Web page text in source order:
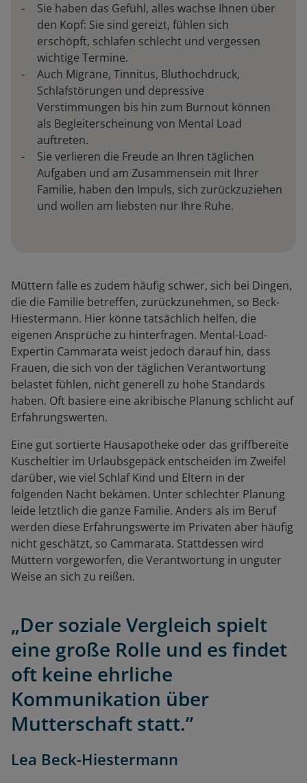
Sie haben das Gefühl, alles wachse Ihnen über
den Kopf: Sie sind gereizt, fühlen sich
erschöpft, schlafen schlecht und vergessen
wichtige Termine.
Auch Migräne, Tinnitus, Bluthochdruck,
Schlafstörungen und depressive
Verstimmungen bis hin zum Burnout können
als Begleiterscheinung von Mental Load
auftreten.
Sie verlieren die Freude an Ihren täglichen
Aufgaben und am Zusammensein mit Ihrer
Familie, haben den Impuls, sich zurückzuziehen
und wollen am liebsten nur Ihre Ruhe.
Müttern falle es zudem häufig schwer, sich bei Dingen,
die die Familie betreffen, zurückzunehmen, so Beck-
Hiestermann. Hier könne tatsächlich helfen, die
eigenen Ansprüche zu hinterfragen. Mental-Load-
Expertin Cammarata weist jedoch darauf hin, dass
Frauen, die sich von der täglichen Verantwortung
belastet fühlen, nicht generell zu hohe Standards
haben. Oft basiere eine akribische Planung schlicht auf
Erfahrungswerten.
Eine gut sortierte Hausapotheke oder das griffbereite
Kuscheltier im Urlaubsgepäck entscheiden im Zweifel
darüber, wie viel Schlaf Kind und Eltern in der
folgenden Nacht bekämen. Unter schlechter Planung
leide letztlich die ganze Familie. Anders als im Beruf
werden diese Erfahrungswerte im Privaten aber häufig
nicht geschätzt, so Cammarata. Stattdessen wird
Müttern vorgeworfen, die Verantwortung in unguter
Weise an sich zu reißen.
„Der soziale Vergleich spielt
eine große Rolle und es findet
oft keine ehrliche
Kommunikation über
Mutterschaft statt.”
Lea Beck-Hiestermann